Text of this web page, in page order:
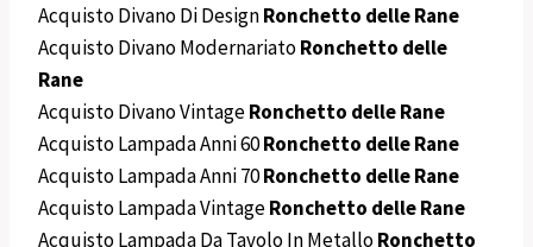
Acquisto Divano Di DesignRonchetto delle Rane
Acquisto Divano ModernariatoRonchetto delle
Rane
Acquisto Divano VintageRonchetto delle Rane
Acquisto Lampada Anni 60Ronchetto delle Rane
Acquisto Lampada Anni 70Ronchetto delle Rane
Acquisto Lampada VintageRonchetto delle Rane
Acquisto Lampada Da Tavolo In MetalloRonchetto